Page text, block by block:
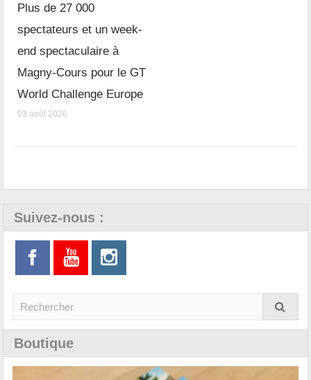
Plus de 27 000
spectateurs et un week-
end spectaculaire à
Magny-Cours pour le GT
World Challenge Europe
03 août 2026
Suivez-nous :
Boutique